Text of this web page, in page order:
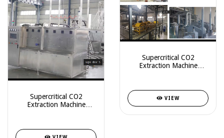
Supercritical CO2
Extraction Machine
Supercritical CO2
Extraction Machine
VIEW